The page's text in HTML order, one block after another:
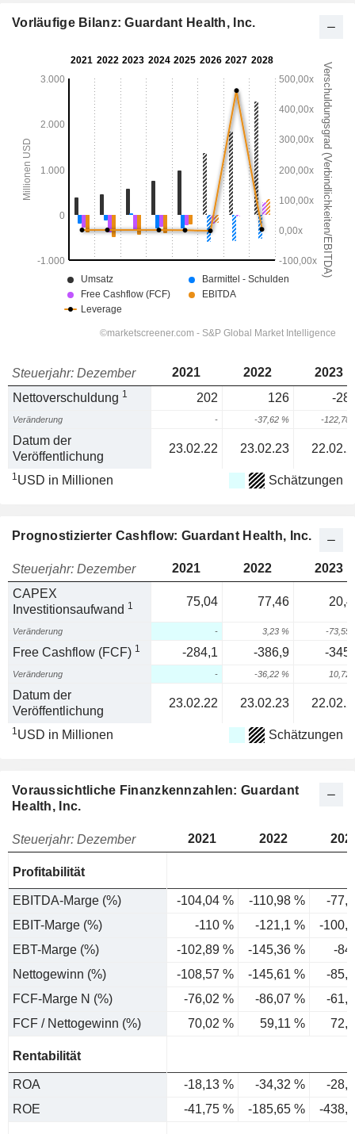
Vorläufige Bilanz: Guardant Health, Inc.
Steuerjahr: Dezember 2021 2022
2023
Nettoverschuldung 1 202 126 -
Veränderung - -37,62 % -122,78
Datum der
Veröffentlichung
23.02.22 23.02.23
1USD in Millionen Schätzungen
Prognostizierter Cashflow: Guardant Health, Inc.
Steuerjahr: Dezember 2021 2022
2023
CAPEX
Investitionsaufwand 1 75,04 77,46
Veränderung - 3,23 % -73,55
Free Cashflow (FCF) 1 -284,1 -386,9 -
Veränderung - -36,22 % 10,72
Datum der
Veröffentlichung
23.02.22 23.02.23
1USD in Millionen Schätzungen
Voraussichtliche Finanzkennzahlen: Guardant
Health, Inc.
Steuerjahr: Dezember 2021 2022
Profitabilität
EBITDA-Marge (%) -104,04 % -110,98 %
-
EBIT-Marge (%)
-110 % -121,1 %
-
EBT-Marge (%)
-102,89 % -145,36 %
-
Nettogewinn (%)
-108,57 % -145,61 %
-
FCF-Marge N (%)
-76,02 % -86,07 %
-
FCF / Nettogewinn (%)
70,02 % 59,11 %
Rentabilität
ROA -18,13 % -34,32 %
-
ROE
-41,75 % -185,65 % -